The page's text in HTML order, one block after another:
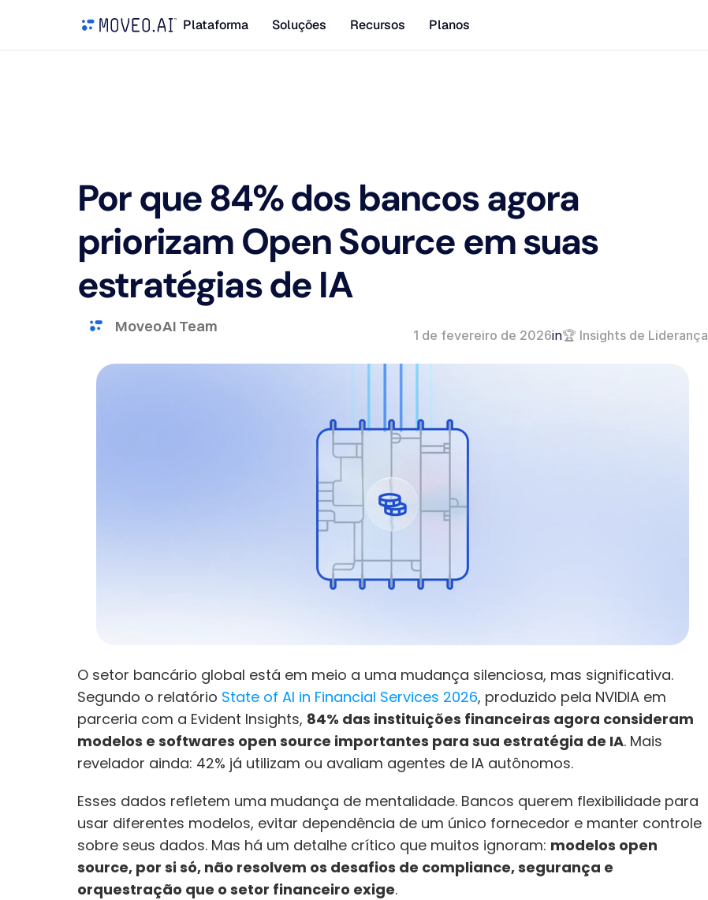
Plataforma Soluções Recursos Planos
Por que 84% dos bancos agora
priorizam Open Source em suas
estratégias de IA
Moveo AI Team
1 de fevereiro de 2026in🏆 Insights de Liderança
O setor bancário global está em meio a uma mudança silenciosa, mas significativa.
Segundo o relatório State of AI in Financial Services 2026, produzido pela NVIDIA em
parceria com a Evident Insights, 84% das instituições financeiras agora consideram
modelos e softwares open source importantes para sua estratégia de IA. Mais
revelador ainda: 42% já utilizam ou avaliam agentes de IA autônomos.
Esses dados refletem uma mudança de mentalidade. Bancos querem flexibilidade para
usar diferentes modelos, evitar dependência de um único fornecedor e manter controle
sobre seus dados. Mas há um detalhe crítico que muitos ignoram: modelos open
source, por si só, não resolvem os desafios de compliance, segurança e
orquestração que o setor financeiro exige.